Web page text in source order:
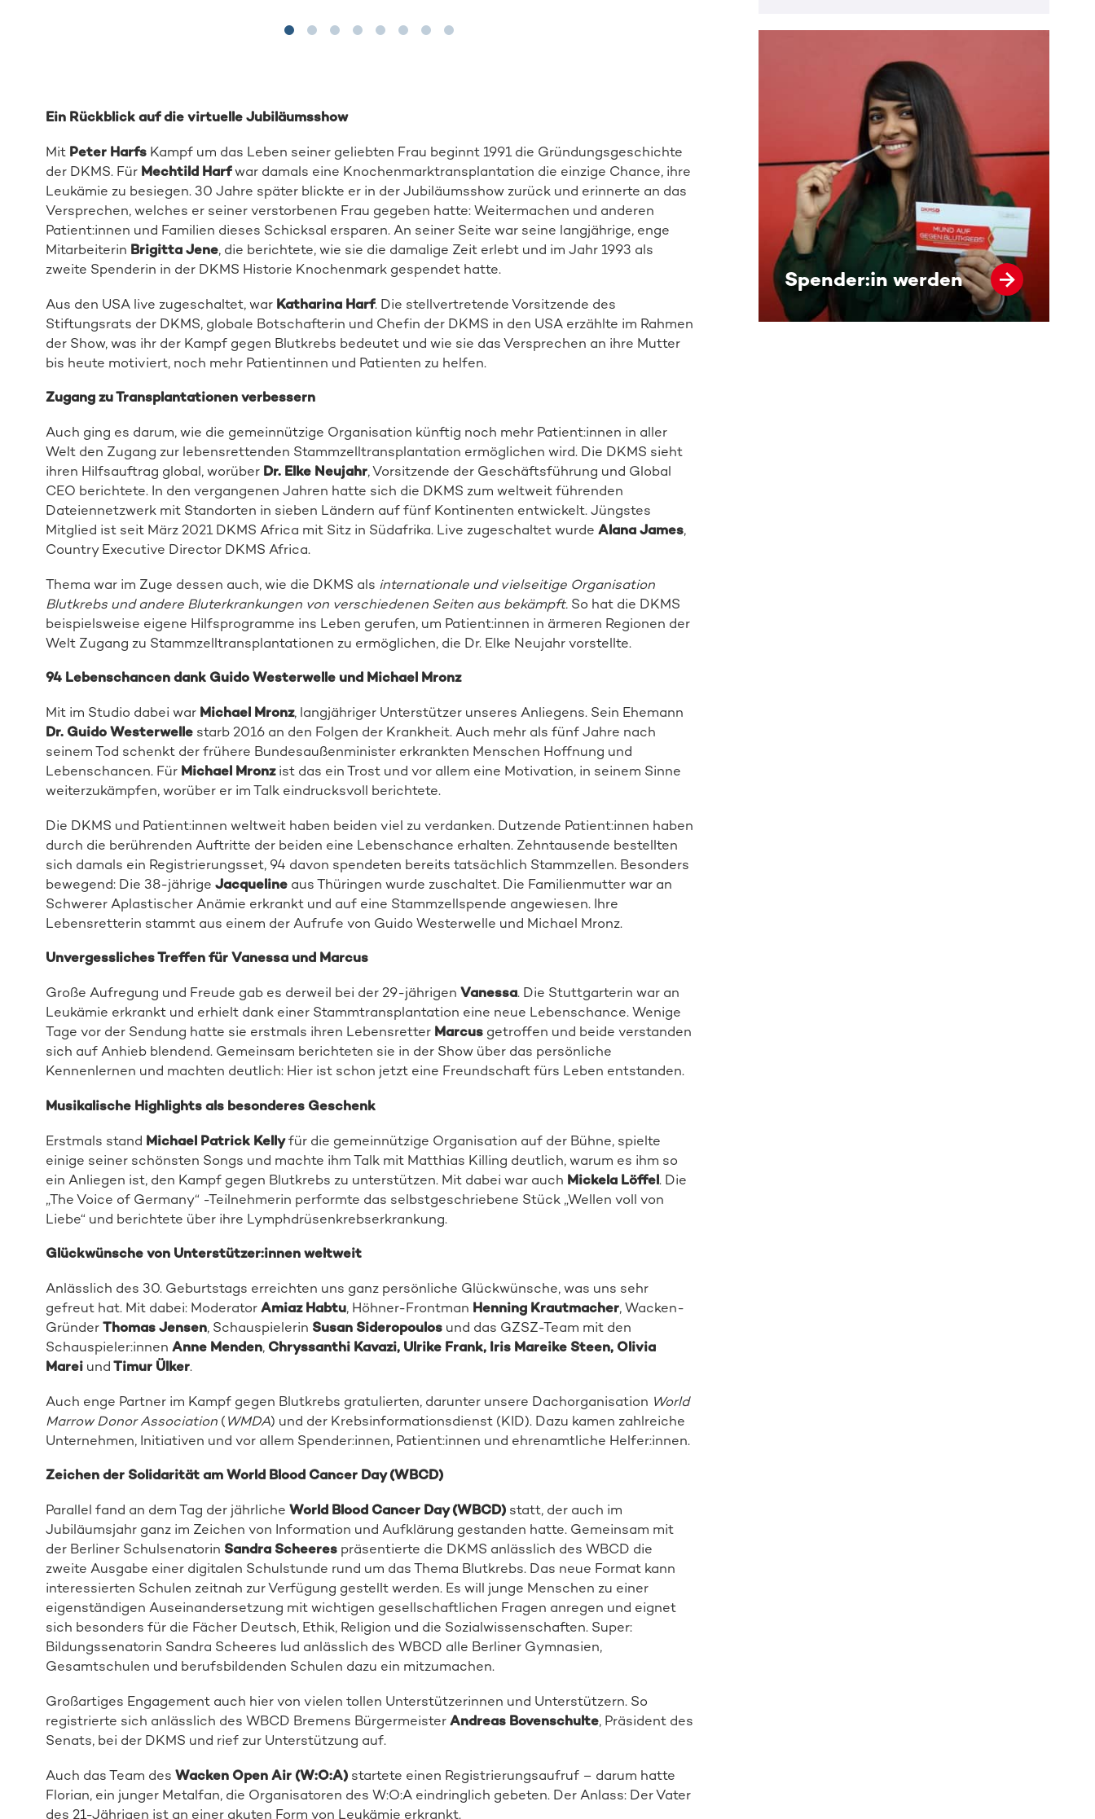
Ein Rückblick auf die virtuelle Jubiläumsshow
Mit Peter HarfsKampf um das Leben seiner geliebten Frau beginnt 1991 die Gründungsgeschichte
der DKMS. Für Mechtild Harfwar damals eine Knochenmarktransplantation die einzige Chance, ihre
Leukämie zu besiegen. 30 Jahre später blickte er in der Jubiläumsshow zurück und erinnerte an das
Versprechen, welches er seiner verstorbenen Frau gegeben hatte: Weitermachen und anderen
Patient:innen und Familien dieses Schicksal ersparen. An seiner Seite war seine langjährige, enge
Mitarbeiterin Brigitta Jene, die berichtete, wie sie die damalige Zeit erlebt und im Jahr 1993 als
zweite Spenderin in der DKMS Historie Knochenmark gespendet hatte.
Aus den USA live zugeschaltet, war Katharina Harf. Die stellvertretende Vorsitzende des
Stiftungsrats der DKMS, globale Botschafterin und Chefin der DKMS in den USA erzählte im Rahmen
der Show, was ihr der Kampf gegen Blutkrebs bedeutet und wie sie das Versprechen an ihre Mutter
bis heute motiviert, noch mehr Patientinnen und Patienten zu helfen.
Zugang zu Transplantationen verbessern
Auch ging es darum, wie die gemeinnützige Organisation künftig noch mehr Patient:innen in aller
Welt den Zugang zur lebensrettenden Stammzelltransplantation ermöglichen wird. Die DKMS sieht
ihren Hilfsauftrag global, worüber Dr. Elke Neujahr, Vorsitzende der Geschäftsführung und Global
CEO berichtete. In den vergangenen Jahren hatte sich die DKMS zum weltweit führenden
Dateiennetzwerk mit Standorten in sieben Ländern auf fünf Kontinenten entwickelt. Jüngstes
Mitglied ist seit März 2021 DKMS Africa mit Sitz in Südafrika. Live zugeschaltet wurde Alana James,
Country Executive Director DKMS Africa.
Thema war im Zuge dessen auch, wie die DKMS als internationale und vielseitige Organisation
Blutkrebs und andere Bluterkrankungen von verschiedenen Seiten aus bekämpft. So hat die DKMS
beispielsweise eigene Hilfsprogramme ins Leben gerufen, um Patient:innen in ärmeren Regionen der
Welt Zugang zu Stammzelltransplantationen zu ermöglichen, die Dr. Elke Neujahr vorstellte.
94 Lebenschancen dank Guido Westerwelle und Michael Mronz
Mit im Studio dabei war Michael Mronz, langjähriger Unterstützer unseres Anliegens. Sein Ehemann
Dr. Guido Westerwellestarb 2016 an den Folgen der Krankheit. Auch mehr als fünf Jahre nach
seinem Tod schenkt der frühere Bundesaußenminister erkrankten Menschen Hoffnung und
Lebenschancen. Für Michael Mronzist das ein Trost und vor allem eine Motivation, in seinem Sinne
weiterzukämpfen, worüber er im Talk eindrucksvoll berichtete.
Die DKMS und Patient:innen weltweit haben beiden viel zu verdanken. Dutzende Patient:innen haben
durch die berührenden Auftritte der beiden eine Lebenschance erhalten. Zehntausende bestellten
sich damals ein Registrierungsset, 94 davon spendeten bereits tatsächlich Stammzellen. Besonders
bewegend: Die 38-jährige Jacqueline aus Thüringen wurde zuschaltet. Die Familienmutter war an
Schwerer Aplastischer Anämie erkrankt und auf eine Stammzellspende angewiesen. Ihre
Lebensretterin stammt aus einem der Aufrufe von Guido Westerwelle und Michael Mronz.
Unvergessliches Treffen für Vanessa und Marcus
Große Aufregung und Freude gab es derweil bei der 29-jährigen Vanessa. Die Stuttgarterin war an
Leukämie erkrankt und erhielt dank einer Stammtransplantation eine neue Lebenschance. Wenige
Tage vor der Sendung hatte sie erstmals ihren Lebensretter Marcus getroffen und beide verstanden
sich auf Anhieb blendend. Gemeinsam berichteten sie in der Show über das persönliche
Kennenlernen und machten deutlich: Hier ist schon jetzt eine Freundschaft fürs Leben entstanden.
Musikalische Highlights als besonderes Geschenk
Erstmals stand Michael Patrick Kellyfür die gemeinnützige Organisation auf der Bühne, spielte
einige seiner schönsten Songs und machte ihm Talk mit Matthias Killing deutlich, warum es ihm so
ein Anliegen ist, den Kampf gegen Blutkrebs zu unterstützen. Mit dabei war auch Mickela Löffel. Die
„The Voice of Germany“ -Teilnehmerin performte das selbstgeschriebene Stück „Wellen voll von
Liebe“ und berichtete über ihre Lymphdrüsenkrebserkrankung.
Glückwünsche von Unterstützer:innen weltweit
Anlässlich des 30. Geburtstags erreichten uns ganz persönliche Glückwünsche, was uns sehr
gefreut hat. Mit dabei: Moderator Amiaz Habtu, Höhner-Frontman Henning Krautmacher, Wacken-
Gründer Thomas Jensen, Schauspielerin Susan Sideropoulosund das GZSZ-Team mit den
Schauspieler:innen Anne Menden, Chryssanthi Kavazi, Ulrike Frank, Iris Mareike Steen, Olivia
Marei und Timur Ülker.
Auch enge Partner im Kampf gegen Blutkrebs gratulierten, darunter unsere Dachorganisation World
Marrow Donor Association( WMDA) und der Krebsinformationsdienst (KID). Dazu kamen zahlreiche
Unternehmen, Initiativen und vor allem Spender:innen, Patient:innen und ehrenamtliche Helfer:innen.
Zeichen der Solidarität am World Blood Cancer Day (WBCD)
Parallel fand an dem Tag der jährliche World Blood Cancer Day (WBCD)statt, der auch im
Jubiläumsjahr ganz im Zeichen von Information und Aufklärung gestanden hatte. Gemeinsam mit
der Berliner Schulsenatorin Sandra Scheerespräsentierte die DKMS anlässlich des WBCD die
zweite Ausgabe einer digitalen Schulstunde rund um das Thema Blutkrebs. Das neue Format kann
interessierten Schulen zeitnah zur Verfügung gestellt werden. Es will junge Menschen zu einer
eigenständigen Auseinandersetzung mit wichtigen gesellschaftlichen Fragen anregen und eignet
sich besonders für die Fächer Deutsch, Ethik, Religion und die Sozialwissenschaften. Super:
Bildungssenatorin Sandra Scheeres lud anlässlich des WBCD alle Berliner Gymnasien,
Gesamtschulen und berufsbildenden Schulen dazu ein mitzumachen.
Großartiges Engagement auch hier von vielen tollen Unterstützerinnen und Unterstützern. So
registrierte sich anlässlich des WBCD Bremens Bürgermeister Andreas Bovenschulte, Präsident des
Senats, bei der DKMS und rief zur Unterstützung auf.
Auch das Team des Wacken Open Air (W:O:A)startete einen Registrierungsaufruf – darum hatte
Florian, ein junger Metalfan, die Organisatoren des W:O:A eindringlich gebeten. Der Anlass: Der Vater
des 21-Jährigen ist an einer akuten Form von Leukämie erkrankt.
Spender:in werden
Spender:in werden